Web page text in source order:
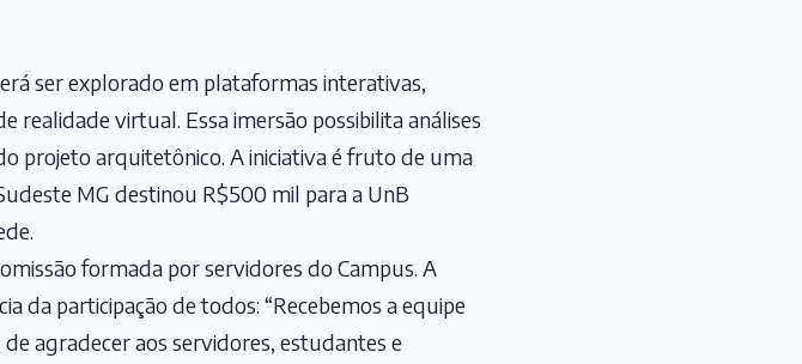
ser explorado em plataformas interativas,
realidade virtual. Essa imersão possibilita análises
projeto arquitetônico. A iniciativa é fruto de uma
MG destinou R$500 mil para a UnB
formada por servidores do Campus. A
da participação de todos: “Recebemos a equipe
agradecer aos servidores, estudantes e